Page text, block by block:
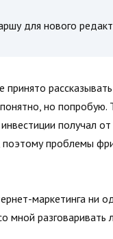
для нового
принято
но
получал
проблемы
маркетинга ни
мной